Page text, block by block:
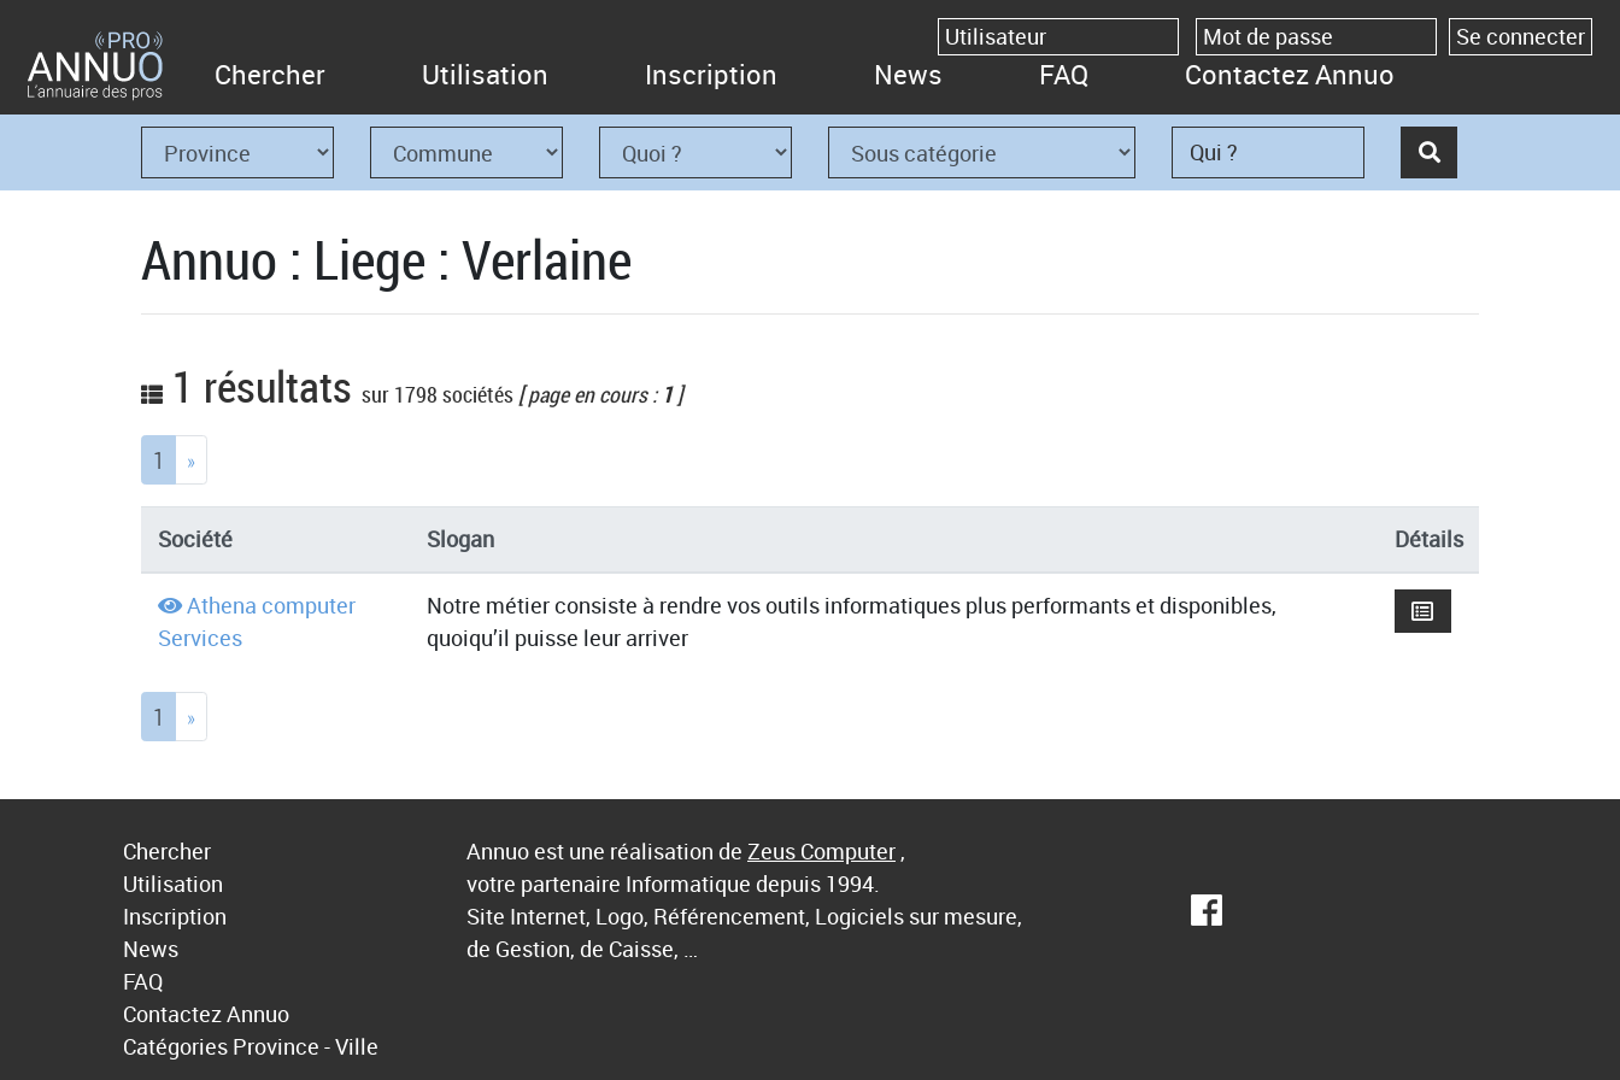
Chercher Utilisation Inscription News FAQ Contactez Annuo
Annuo : Liege : Verlaine
1 résultats sur 1798 sociétés [ page en cours : 1]
1 (current)
»
Société Slogan Détails
Athena computer
Services
Notre métier consiste à rendre vos outils informatiques plus performants et disponibles,
quoiqu’il puisse leur arriver
1 (current)
»
Chercher
Utilisation
Inscription
News
FAQ
Contactez Annuo
Catégories Province - Ville
Annuo est une réalisation de Zeus Computer ,
votre partenaire Informatique depuis 1994.
Site Internet, Logo, Référencement, Logiciels sur mesure,
de Gestion, de Caisse, …